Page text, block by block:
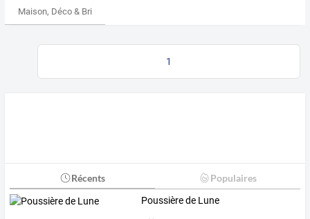
Maison, Déco & Bricolage
1
Récents Populaires
Poussière de Lune